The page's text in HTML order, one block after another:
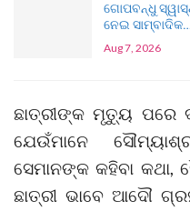
ଗୋପବନ୍ଧୁ
ନେଇ
Aug 7, 2026
ଛାତ୍ରୀଙ୍କ ମୃତ୍ୟୁ ପରେ
ଯେଉଁମାନେ
ସେମାନଙ୍କ କହିବା କଥା,
ଛାତ୍ରୀ ଭାବେ ଆଦୌ